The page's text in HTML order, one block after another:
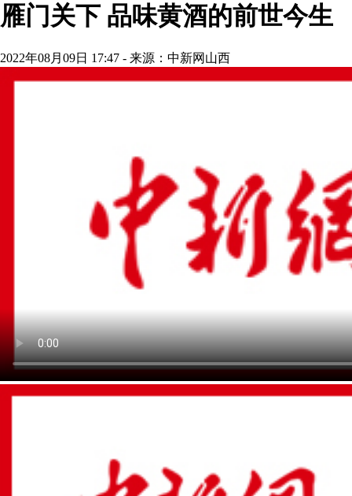
雁门关下 品味黄酒的前世今生
2022年08月09日 17:47 - 来源：中新网山西